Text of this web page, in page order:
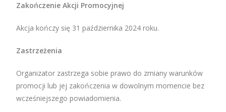
Zakończenie Akcji Promocyjnej
Akcja kończy się 31 października 2024 roku.
Zastrzeżenia
Organizator zastrzega sobie prawo do zmiany warunków
promocji lub jej zakończenia w dowolnym momencie bez
wcześniejszego powiadomienia.